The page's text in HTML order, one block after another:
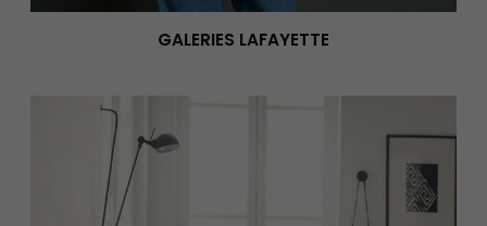
GALERIES LAFAYETTE